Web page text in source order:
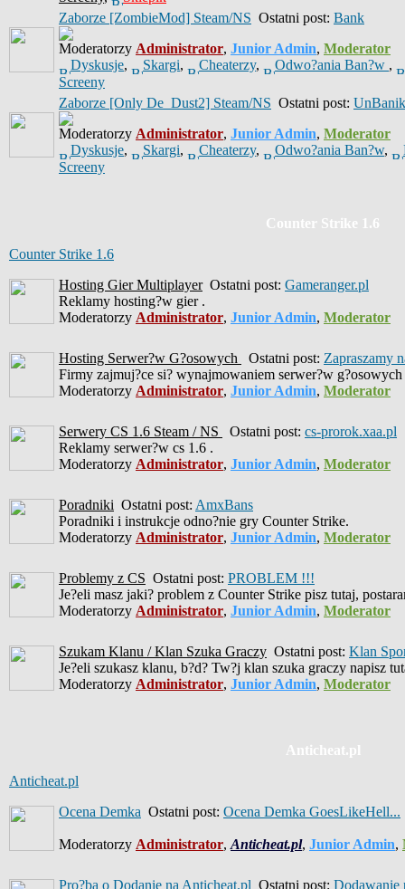
Zaborze [ZombieMod] Steam/NS Ostatni post: Bank
Moderatorzy Administrator, Junior Admin, Moderator
Dyskusje, Skargi, Cheaterzy, Odwo?ania Ban?w ,
Screeny
Zaborze [Only De_Dust2] Steam/NS Ostatni post: UnBanik
Moderatorzy Administrator, Junior Admin, Moderator
Dyskusje, Skargi, Cheaterzy, Odwo?ania Ban?w,
Screeny
Counter Strike 1.6
Counter Strike 1.6
Hosting Gier MultiplayerOstatni post: Gameranger.pl
Reklamy hosting?w gier .
Moderatorzy Administrator, Junior Admin, Moderator
Hosting Serwer?w G?osowych Ostatni post: Zapraszamy
Firmy zajmuj?ce si? wynajmowaniem serwer?w g?osowych
Moderatorzy Administrator, Junior Admin, Moderator
Serwery CS 1.6 Steam / NS Ostatni post: cs-prorok.xaa.pl
Reklamy serwer?w cs 1.6 .
Moderatorzy Administrator, Junior Admin, Moderator
Poradniki Ostatni post: AmxBans
Poradniki i instrukcje odno?nie gry Counter Strike.
Moderatorzy Administrator, Junior Admin, Moderator
Problemy z CS Ostatni post: PROBLEM !!!
Je?eli masz jaki? problem z Counter Strike pisz tutaj,
Moderatorzy Administrator, Junior Admin, Moderator
Szukam Klanu / Klan Szuka Graczy Ostatni post: Klan
Je?eli szukasz klanu, b?d? Tw?j klan szuka graczy napisz
Moderatorzy Administrator, Junior Admin, Moderator
Anticheat.pl
Anticheat.pl
Ocena Demka Ostatni post: Ocena Demka GoesLikeHell...
Moderatorzy Administrator, Anticheat.pl, Junior Admin,
Pro?ba o Dodanie na Anticheat.pl Ostatni post: Dodawanie